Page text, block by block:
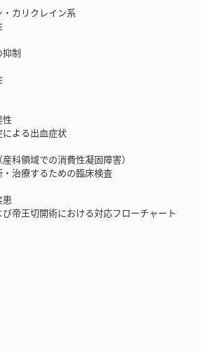
カリクレイン系
制
よる出血症状
領域での消費性凝固障害）
治療するための臨床検査
患
帝王切開術における対応フローチャート